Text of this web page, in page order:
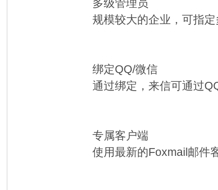
多级管理员
规模较大的企业，可指
绑定QQ/微信
通过绑定，来信可通过
专属客户端
使用最新的Foxmail邮件